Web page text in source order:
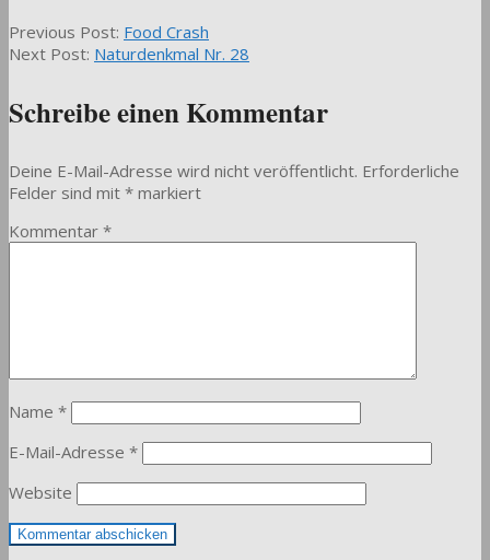
2022-
10-
Previous Post: Food Crash
Next Post: Naturdenkmal Nr. 28
Schreibe einen Kommentar
Deine E-Mail-Adresse wird nicht veröffentlicht. Erforderliche
Felder sind mit * markiert
Kommentar *
Name *
E-Mail-Adresse *
Website